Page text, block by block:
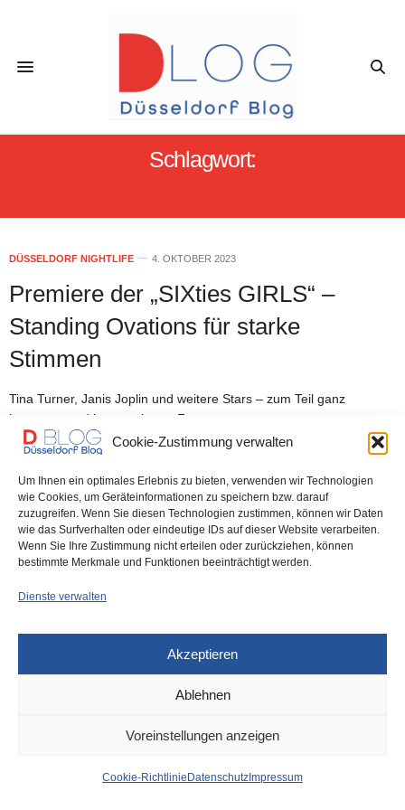
Cookie-Zustimmung verwalten
Um Ihnen ein optimales Erlebnis zu bieten, verwenden wir Technologien
wie Cookies, um Geräteinformationen zu speichern bzw. darauf
zuzugreifen. Wenn Sie diesen Technologien zustimmen, können wir Daten
wie das Surfverhalten oder eindeutige IDs auf dieser Website verarbeiten.
Wenn Sie Ihre Zustimmung nicht erteilen oder zurückziehen, können
bestimmte Merkmale und Funktionen beeinträchtigt werden.
Dienste verwalten
Akzeptieren
Ablehnen
Voreinstellungen anzeigen
Cookie-Richtlinie Datenschutz Impressum
Schlagwort:
DÜSSELDORF NIGHTLIFE 4. OKTOBER 2023
Premiere der „SIXties GIRLS“ –
Standing Ovations für starke
Stimmen
Tina Turner, Janis Joplin und weitere Stars – zum Teil ganz
herausragend interpretiert – Foto:…
IMPRESSUM DATENSCHUTZ COOKIE-RICHTLINIE (EU)